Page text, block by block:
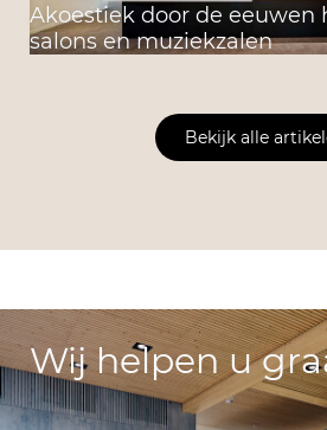
Akoestiek door de eeuwen
salons en muziekzalen
Bekijk alle
Wij helpen u